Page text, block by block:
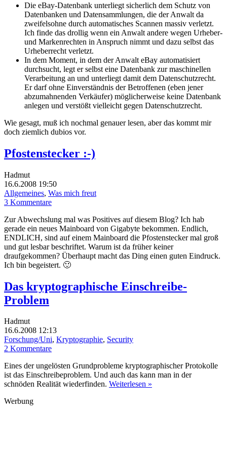
Die eBay-Datenbank unterliegt sicherlich dem Schutz von
Datenbanken und Datensammlungen, die der Anwalt da
zweifelsohne durch automatisches Scannen massiv verletzt.
Ich finde das drollig wenn ein Anwalt andere wegen Urheber-
und Markenrechten in Anspruch nimmt und dazu selbst das
Urheberrecht verletzt.
In dem Moment, in dem der Anwalt eBay automatisiert
durchsucht, legt er selbst eine Datenbank zur maschinellen
Verarbeitung an und unterliegt damit dem Datenschutzrecht.
Er darf ohne Einverständnis der Betroffenen (eben jener
abzumahnenden Verkäufer) möglicherweise keine Datenbank
anlegen und verstößt vielleicht gegen Datenschutzrecht.
Wie gesagt, muß ich nochmal genauer lesen, aber das kommt mir
doch ziemlich dubios vor.
Pfostenstecker :-)
Hadmut
16.6.2008 19:50
Allgemeines, Was mich freut
3 Kommentare
Zur Abwechslung mal was Positives auf diesem Blog? Ich hab
gerade ein neues Mainboard von Gigabyte bekommen. Endlich,
ENDLICH, sind auf einem Mainboard die Pfostenstecker mal groß
und gut lesbar beschriftet. Warum ist da früher keiner
draufgekommen? Überhaupt macht das Ding einen guten Eindruck.
Ich bin begeistert. 🙂
Das kryptographische Einschreibe-
Problem
Hadmut
16.6.2008 12:13
Forschung/Uni, Kryptographie, Security
2 Kommentare
Eines der ungelösten Grundprobleme kryptographischer Protokolle
ist das Einschreibeproblem. Und auch das kann man in der
schnöden Realität wiederfinden. Weiterlesen »
Werbung